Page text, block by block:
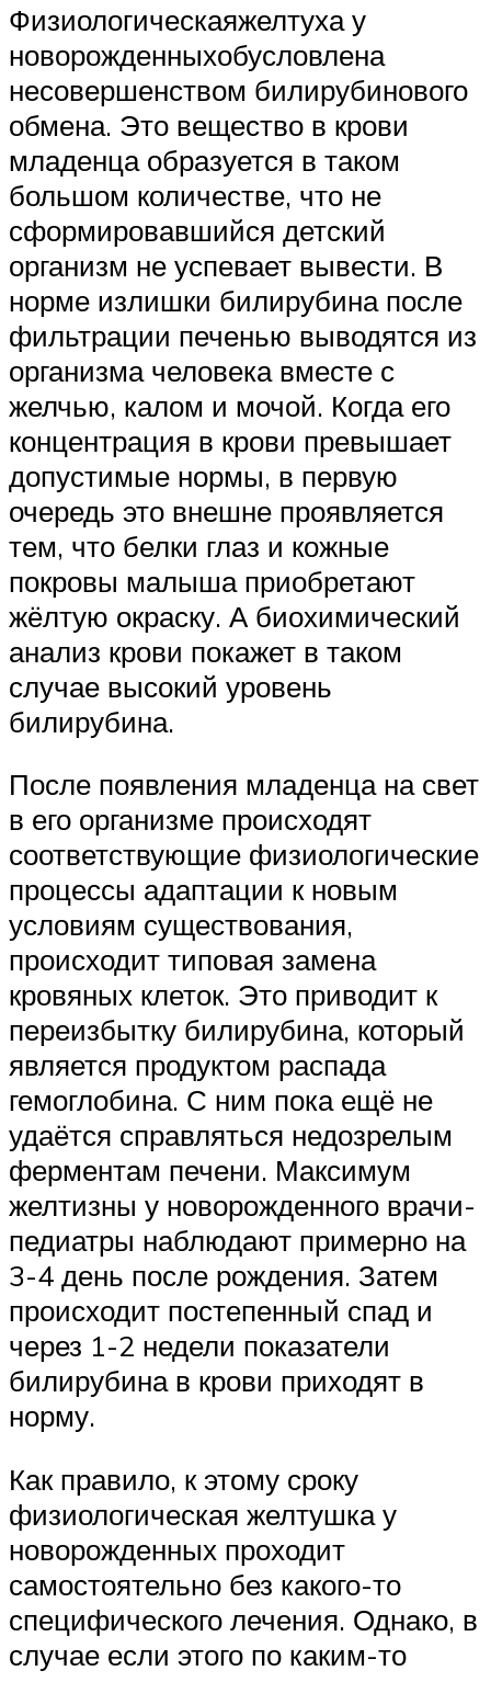
Физиологическаяжелтуха у
новорожденныхобусловлена
несовершенством билирубинового
обмена. Это вещество в крови
младенца образуется в таком
большом количестве, что не
сформировавшийся детский
организм не успевает вывести. В
норме излишки билирубина после
фильтрации печенью выводятся из
организма человека вместе с
желчью, калом и мочой. Когда его
концентрация в крови превышает
допустимые нормы, в первую
очередь это внешне проявляется
тем, что белки глаз и кожные
покровы малыша приобретают
жёлтую окраску. А биохимический
анализ крови покажет в таком
случае высокий уровень
билирубина.
После появления младенца на свет
в его организме происходят
соответствующие физиологические
процессы адаптации к новым
условиям существования,
происходит типовая замена
кровяных клеток. Это приводит к
переизбытку билирубина, который
является продуктом распада
гемоглобина. С ним пока ещё не
удаётся справляться недозрелым
ферментам печени. Максимум
желтизны у новорожденного врачи-
педиатры наблюдают примерно на
3-4 день после рождения. Затем
происходит постепенный спад и
через 1-2 недели показатели
билирубина в крови приходят в
норму.
Как правило, к этому сроку
физиологическая желтушка у
новорожденных проходит
самостоятельно без какого-то
специфического лечения. Однако, в
случае если этого по каким-то